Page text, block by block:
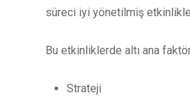
süreci iyi yönetilmiş
Bu etkinliklerde altı ana
Strateji